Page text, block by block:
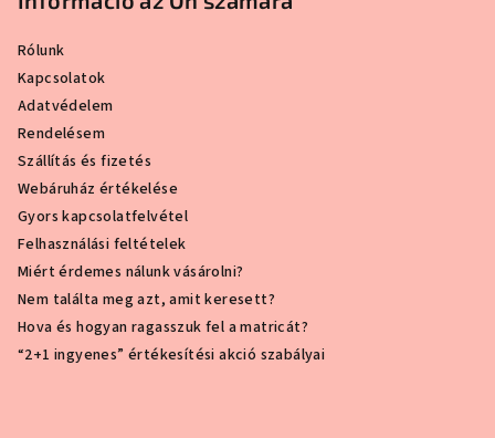
Rólunk
Kapcsolatok
Adatvédelem
Rendelésem
Szállítás és fizetés
Webáruház értékelése
Gyors kapcsolatfelvétel
Felhasználási feltételek
Miért érdemes nálunk vásárolni?
Nem találta meg azt, amit keresett?
Hova és hogyan ragasszuk fel a matricát?
“2+1 ingyenes” értékesítési akció szabályai